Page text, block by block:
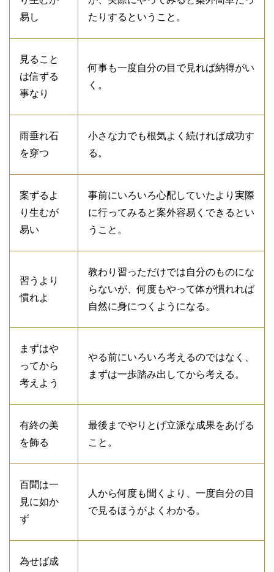
易し
たりするということ。
見ること
は信ずる
事なり
何事も一度自分の目で見れば納得がい
く。
雨垂れ石
を穿つ
小さな力でも根気よく続ければ成功す
る。
案ずるよ
り生むが
易い
事前にいろいろ心配していたより実際
に行ってみると案外容易くできるとい
うこと。
習うより
慣れよ
教わり習っただけでは自分のものにな
らないが、何度もやって体が慣れれば
自然に身につくようになる。
まずはや
ってから
考えよう
やる前にいろいろ考えるのではなく、
まずは一歩踏み出してから考える。
有終の美
を飾る
最後までやりとげ立派な成果をあげる
こと。
百聞は一
見に如か
ず
人から何度も聞くより、一度自分の目
で見るほうがよくわかる。
為せば成